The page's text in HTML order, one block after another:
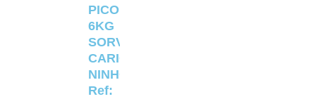
PICOLÉ
6KG
SORVETERIA
CARIOCA
NINHO
Ref: